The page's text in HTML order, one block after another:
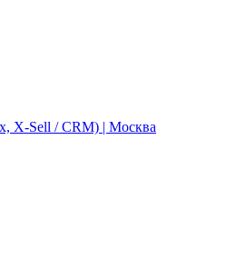
X-Sell / CRM) | Москва